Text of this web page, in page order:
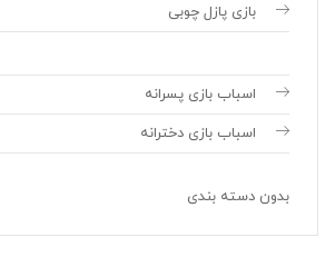
بازی پازل چوبی
اسباب بازی پسرانه
اسباب بازی دخترانه
بدون دسته بندی